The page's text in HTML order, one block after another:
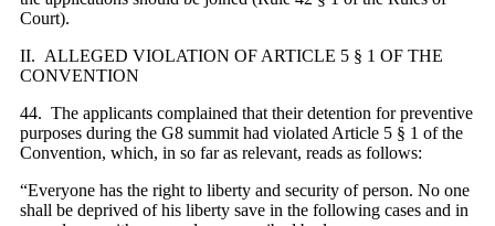
Court).
II. ALLEGED VIOLATION OF ARTICLE 5 § 1 OF THE
CONVENTION
44. The applicants complained that their detention for preventive
purposes during the G8 summit had violated Article 5 § 1 of the
Convention, which, in so far as relevant, reads as follows:
“Everyone has the right to liberty and security of person. No one
shall be deprived of his liberty save in the following cases and in